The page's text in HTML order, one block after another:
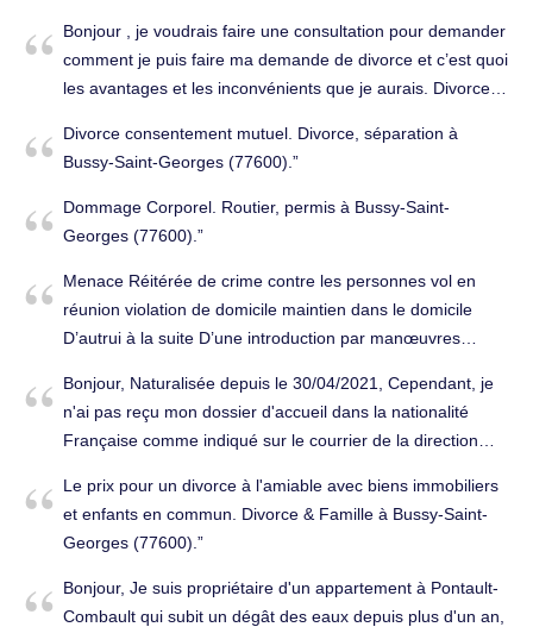
Bonjour , je voudrais faire une consultation pour demander
comment je puis faire ma demande de divorce et c’est quoi
les avantages et les inconvénients que je aurais. Divorce,
Divorce consentement mutuel. Divorce, séparation à
Bussy-Saint-Georges (77600).
Dommage Corporel. Routier, permis à Bussy-Saint-
Georges (77600).
Menace Réitérée de crime contre les personnes vol en
réunion violation de domicile maintien dans le domicile
D’autrui à la suite D’une introduction par manœuvres
un local d’habitation ou un lieu D’entrepôt. Pénal à Bussy-
Saint-Georges (77600).
Bonjour, Naturalisée depuis le 30/04/2021, Cependant, je
n'ai pas reçu mon dossier d'accueil dans la nationalité
Française comme indiqué sur le courrier de la direction
votre réponse, Famille, successions à Bussy-Saint-
Georges (77600).
Le prix pour un divorce à l'amiable avec biens immobiliers
et enfants en commun. Divorce & Famille à Bussy-Saint-
Georges (77600).
Bonjour, Je suis propriétaire d'un appartement à Pontault-
Combault qui subit un dégât des eaux depuis plus d'un an,